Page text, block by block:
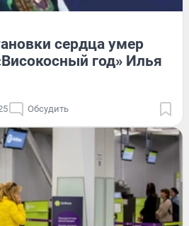
сердца умер
год» Илья
Обсудить